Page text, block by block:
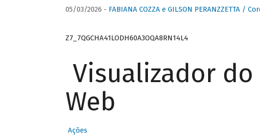
05/03/2026 - FABIANA COZZA e GILSON PERANZZETTA /
Z7_7QGCHA41LODH60A3OQA8RN14L4
Visualizador
Web
Ações